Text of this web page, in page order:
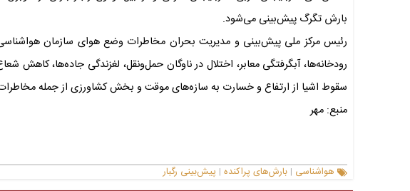
بارش تگرگ پیش‌بینی می‌شود.
رئیس مرکز ملی پیش‌بینی و مدیریت بحران مخاطرات وضع هوای سازمان
رودخانه‌ها، آبگرفتگی معابر، اختلال در ناوگان حمل‌ونقل، لغزندگی جاده‌ها،
سقوط اشیا از ارتفاع و خسارت به سازه‌های موقت و بخش کشاورزی از جمله
منبع: مهر
هواشناسی | بارش‌های پراکنده | پیش‌بینی رگبار